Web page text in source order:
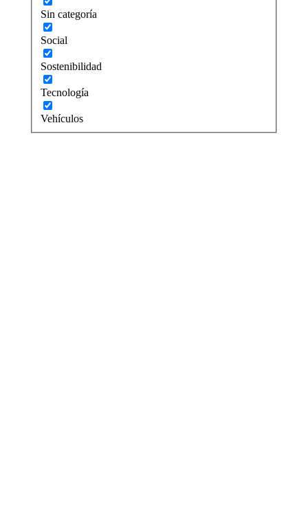
Sin categoría
Social
Sostenibilidad
Tecnología
Vehículos